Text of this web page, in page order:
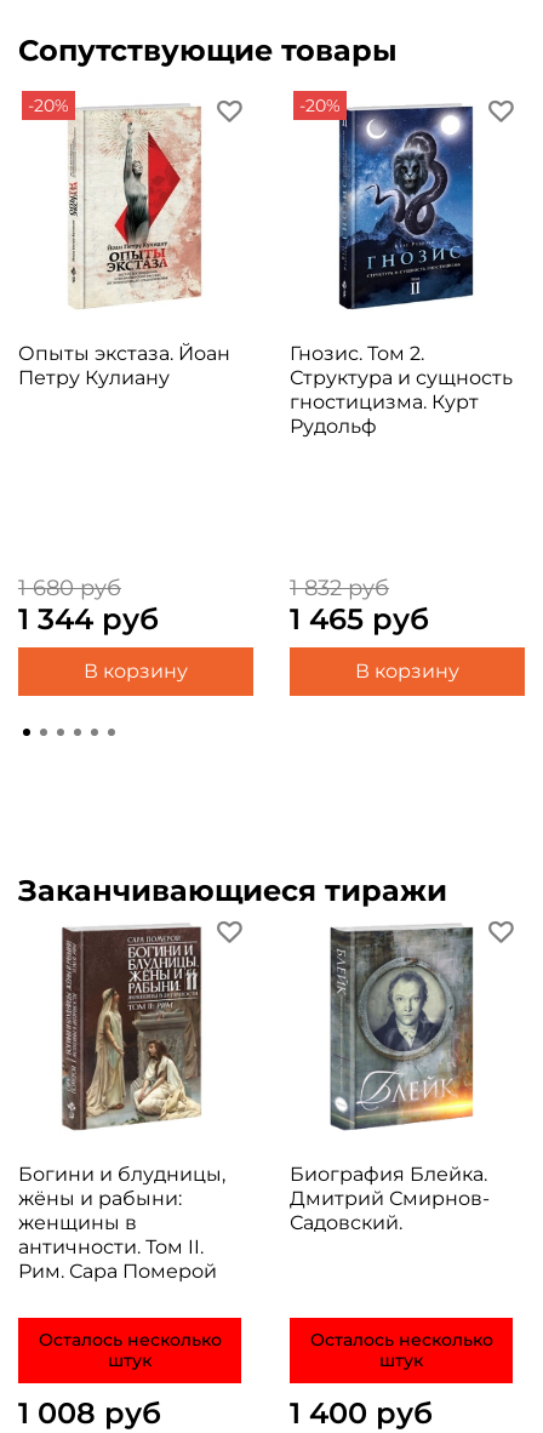
Сопутствующие товары
-20%
Опыты экстаза. Йоан
Петру Кулиану
1 680 руб
1 344 руб
В корзину
-20%
Гнозис. Том 2.
Структура и сущность
гностицизма. Курт
Рудольф
1 832 руб
1 465 руб
В корзину
Заканчивающиеся тиражи
Богини и блудницы,
жёны и рабыни:
женщины в
античности. Том II.
Рим. Сара Померой
Осталось несколько
штук
1 008 руб
Биография Блейка.
Дмитрий Смирнов-
Садовский.
Осталось несколько
штук
1 400 руб